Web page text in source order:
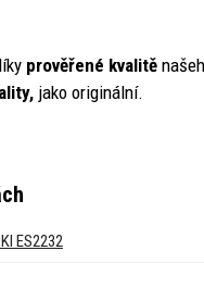
prověřené kvalitě
jako originální.
ES2232